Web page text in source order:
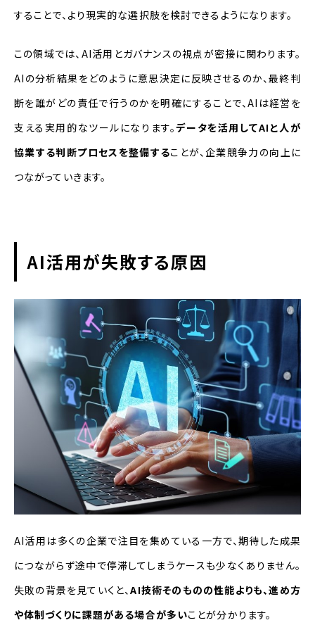
することで、より現実的な選択肢を検討できるようになります。
この領域では、AI活用とガバナンスの視点が密接に関わります。
AIの分析結果をどのように意思決定に反映させるのか、最終判
断を誰がどの責任で行うのかを明確にすることで、AIは経営を
支える実用的なツールになります。データを活用してAIと人が
協業する判断プロセスを整備することが、企業競争力の向上に
つながっていきます。
AI活用が失敗する原因
AI活用は多くの企業で注目を集めている一方で、期待した成果
につながらず途中で停滞してしまうケースも少なくありません。
失敗の背景を見ていくと、AI技術そのものの性能よりも、進め方
や体制づくりに課題がある場合が多いことが分かります。